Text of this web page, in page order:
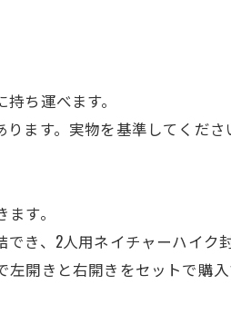
ち運べます。
ます。実物を基準してくださ
す。
き、2人用ネイチャーハイク
開きと右開きをセットで購入